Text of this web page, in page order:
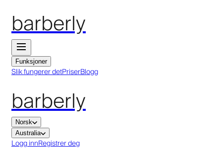
barberly
Funksjoner
Slik fungerer detPriserBlogg
barberly
Norsk
Australia
Logg innRegistrer deg